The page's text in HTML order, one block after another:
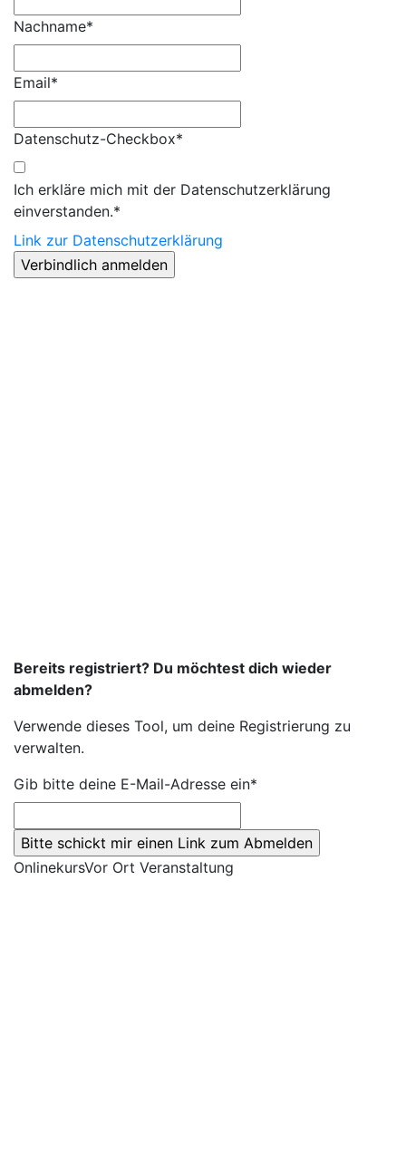
Nachname*
Email*
Datenschutz-Checkbox*
Ich erkläre mich mit der Datenschutzerklärung
einverstanden.*
Link zur Datenschutzerklärung
Bereits registriert? Du möchtest dich wieder
abmelden?
Verwende dieses Tool, um deine Registrierung zu
verwalten.
Gib bitte deine E-Mail-Adresse ein*
OnlinekursVor Ort Veranstaltung